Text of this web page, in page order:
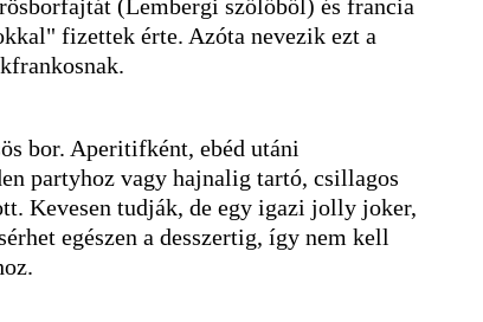
(Lembergi szőlőből) és francia
fizettek érte. Azóta nevezik ezt a
bor. Aperitifként, ebéd utáni
partyhoz vagy hajnalig tartó, csillagos
Kevesen tudják, de egy igazi jolly joker,
egészen a desszertig, így nem kell